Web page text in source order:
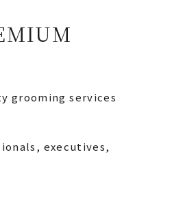
grooming services
executives,